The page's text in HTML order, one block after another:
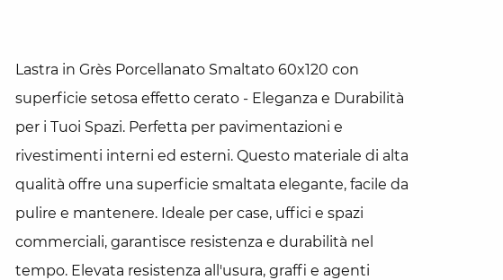
Lastra in Grès Porcellanato Smaltato 60x120 con
superficie setosa effetto cerato - Eleganza e Durabilità
per i Tuoi Spazi. Perfetta per pavimentazioni e
rivestimenti interni ed esterni. Questo materiale di alta
qualità offre una superficie smaltata elegante, facile da
pulire e mantenere. Ideale per case, uffici e spazi
commerciali, garantisce resistenza e durabilità nel
tempo. Elevata resistenza all'usura, graffi e agenti